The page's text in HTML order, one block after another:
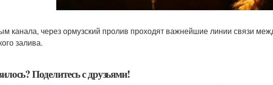
канала, через ормузский пролив проходят важнейшие линии связи
залива.
Поделитесь с друзьями!